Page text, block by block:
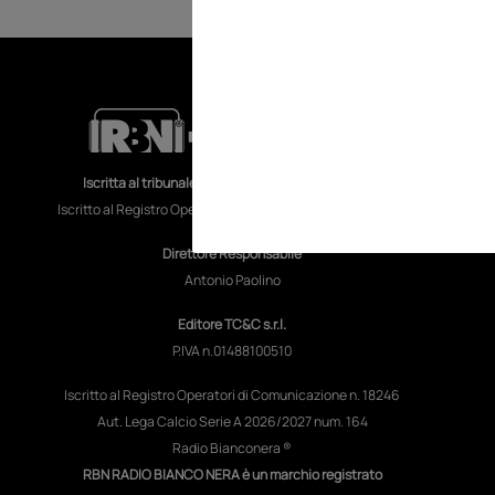
Iscritta al tribunale di Torino al n.70 del 29/11/2018
Iscritto al Registro Operatori di Comunicazione al n. 18246
Direttore Responsabile
Antonio Paolino
Editore TC&C s.r.l.
P.IVA n.01488100510
Iscritto al Registro Operatori di Comunicazione n. 18246
Aut. Lega Calcio Serie A 2026/2027 num. 164
Radio Bianconera ®
RBN RADIO BIANCO NERA è un marchio registrato